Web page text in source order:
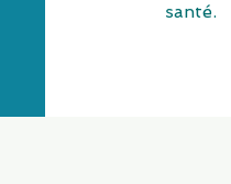
santé.